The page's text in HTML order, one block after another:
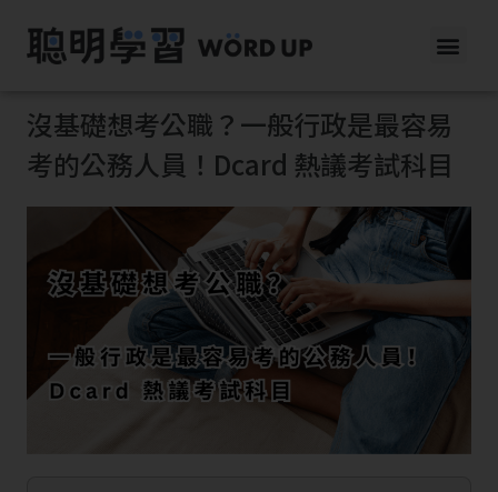
沒基礎想考公職？一般行政是最容易
考的公務人員！Dcard 熱議考試科目